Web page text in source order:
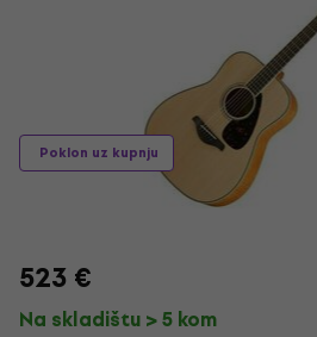
Poklon uz kupnju
523 €
Na skladištu > 5 kom